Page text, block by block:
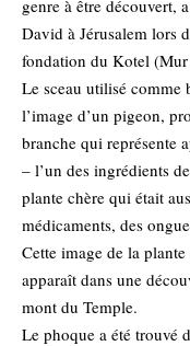
genre à être découvert,
David à Jérusalem lors
fondation du Kotel
Le sceau utilisé comme
l’image d’un pigeon,
branche qui représente
– l’un des ingrédients
plante chère qui était
médicaments, des
Cette image de la
apparaît dans une
mont du Temple.
Le phoque a été trouvé